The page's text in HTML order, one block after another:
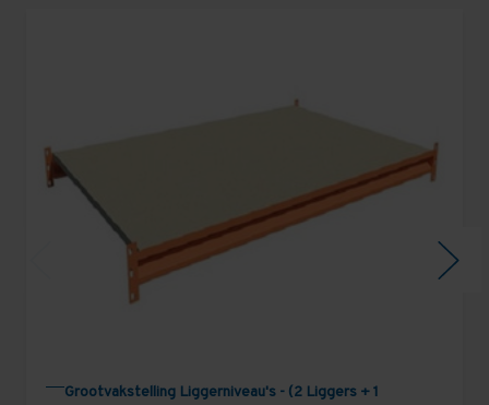
Grootvakstelling Liggerniveau's - (2 Liggers + 1